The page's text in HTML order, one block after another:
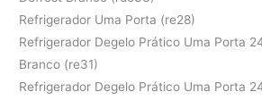
Refrigerador Uma Porta (re28)
Refrigerador Degelo Prático Uma Porta
Branco (re31)
Refrigerador Degelo Prático Uma Porta